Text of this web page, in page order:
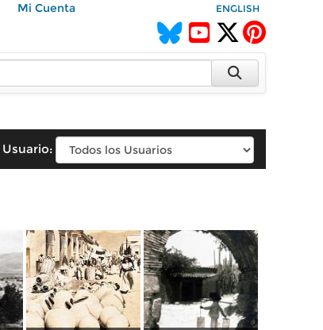
Mi Cuenta ENGLISH